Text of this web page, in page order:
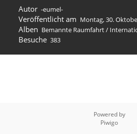
Autor -eumel-
Veröffentlicht am Montag, 30.
Alben Bemannte Raumfahrt/
Besuche 383
Powered by
Piwigo